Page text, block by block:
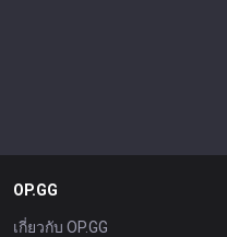
OP.GG
เกี่ยวกับ OP.GG